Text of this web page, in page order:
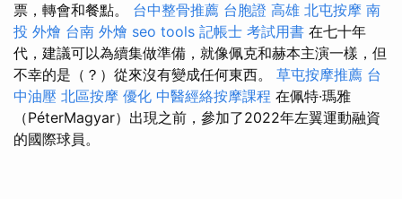
票，轉會和餐點。 台中整骨推薦 台胞證 高雄 北屯按摩 南
投 外燴 台南 外燴 seo tools 記帳士 考試用書 在七十年
代，建議可以為續集做準備，就像佩克和赫本主演一樣，但
不幸的是（？）從來沒有變成任何東西。 草屯按摩推薦 台
中油壓 北區按摩 優化 中醫經絡按摩課程 在佩特·瑪雅
（PéterMagyar）出現之前，參加了2022年左翼運動融資
的國際球員。